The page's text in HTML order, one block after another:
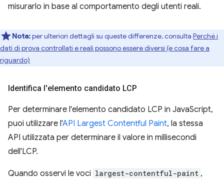
misurarlo in base al comportamento degli utenti reali.
Nota:per ulteriori dettagli su queste differenze, consulta Perché i
dati di prova controllati e reali possono essere diversi (e cosa fare a
riguardo)
Identifica l'elemento candidato LCP
Per determinare l'elemento candidato LCP in JavaScript,
puoi utilizzare l'API Largest Contentful Paint, la stessa
API utilizzata per determinare il valore in millisecondi
dell'LCP.
Quando osservi le voci largest-contentful-paint ,